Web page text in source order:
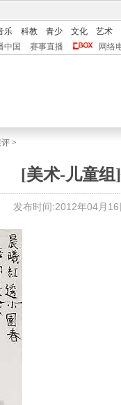
乐 科教 青少 文化
艺术
中国 赛事直播 网络
>
[美术-儿童组
发布时间:2012年04月